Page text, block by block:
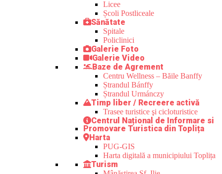
Licee
Școli Postliceale
Sănătate
Spitale
Policlinici
Galerie Foto
Galerie Video
Baze de Agrement
Centru Wellness – Băile Banffy
Ștrandul Bánffy
Ștrandul Urmánczy
Timp liber / Recreere activă
Trasee turistice şi cicloturistice
Centrul Național de Informare si
Promovare Turistica din Toplița
Harta
PUG-GIS
Harta digitală a municipiului Toplița
Turism